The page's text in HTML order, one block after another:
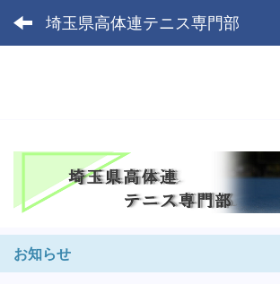
埼玉県高体連テニス専門部
お知らせ